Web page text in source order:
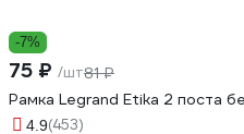
-7%
75 ₽ /шт81 ₽
Рамка Legrand Etika 2 поста
4.9(453)